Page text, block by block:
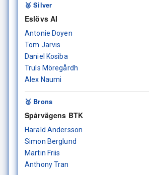
🥈 Silver
Eslövs AI
Antonie Doyen
Tom Jarvis
Daniel Kosiba
Truls Möregårdh
Alex Naumi
🥉 Brons
Spårvägens BTK
Harald Andersson
Simon Berglund
Martin Friis
Anthony Tran